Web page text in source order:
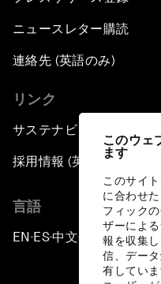
このウェ
ます
このサイ
に合わせ
フィック
ザーによ
報を収集
信、デー
有してい
ニュースレター購読
連絡先 (英語のみ)
リンク
サステナビリティへの取
採用情報 (英語のみ)
言語
EN ▪ES▪中文▪ 日本語